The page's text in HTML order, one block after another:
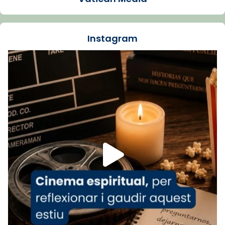
La Carmina va patir depressió. Fa gairebé
dos mesos, a l'Estadi Lluís Companys, la
Recupera l'entrevista comp
Vatican
tican News 👇
www.vaticannews.va/es/iglesia/news/2026-
07/carmina-historia-depresion-papa-viaje-
espana-testimoni...
Foto
View on Facebook · Share
Arquebisbat de Barcelona
1 week ago
«Avui les santes Juliana i Semproniana ens
ajuden a alçar la mirada»
Instagram